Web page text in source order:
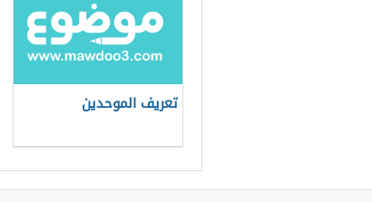
تعريف الموحدين